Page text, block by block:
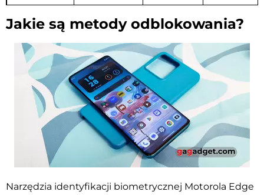
Jakie są metody odblokowania?
Narzędzia identyfikacji biometrycznej Motorola Edge